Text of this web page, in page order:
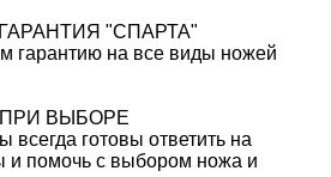
"СПАРТА"
гарантию на все виды ножей
ВЫБОРЕ
всегда готовы ответить на
и помочь с выбором ножа и